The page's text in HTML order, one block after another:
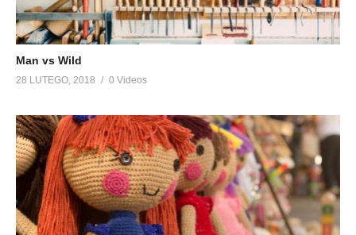
Man vs Wild
28 LUTEGO, 2018 0 Videos